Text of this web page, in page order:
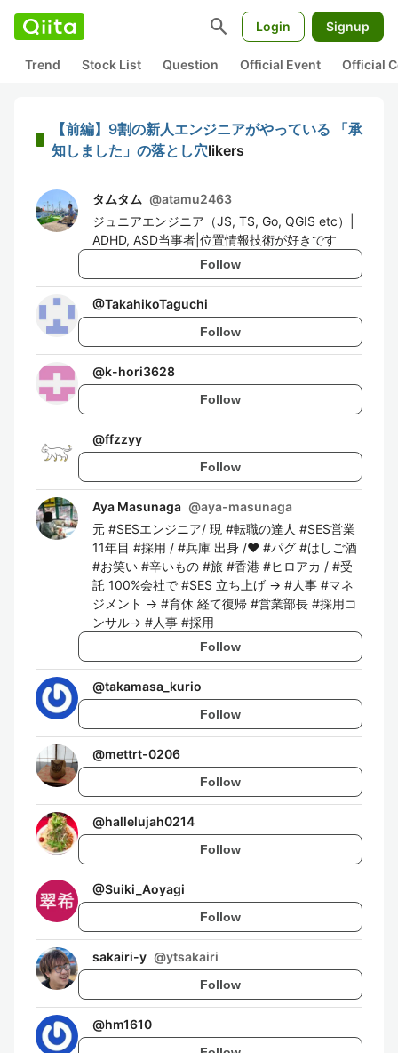
search Login Signup
Trend Stock List Question Official Event Official
【前編】9割の新人エンジニアがやっている 「承
知しました」の落とし穴likers
タムタム @atamu2463
ジュニアエンジニア（JS, TS, Go, QGIS etc）|
ADHD, ASD当事者|位置情報技術が好きです
Follow
@TakahikoTaguchi
Follow
@k-hori3628
Follow
@ffzzyy
Follow
Aya Masunaga @aya-masunaga
元 #SESエンジニア/ 現 #転職の達人 #SES営業
11年目 #採用 / #兵庫 出身 /❤️ #パグ #はしご酒
#お笑い #辛いもの #旅 #香港 #ヒロアカ / #受
託 100%会社で #SES 立ち上げ → #人事 #マネ
ジメント → #育休 経て復帰 #営業部長 #採用コ
ンサル→ #人事 #採用
Follow
@takamasa_kurio
Follow
@mettrt-0206
Follow
@hallelujah0214
Follow
@Suiki_Aoyagi
Follow
sakairi-y @ytsakairi
Follow
@hm1610